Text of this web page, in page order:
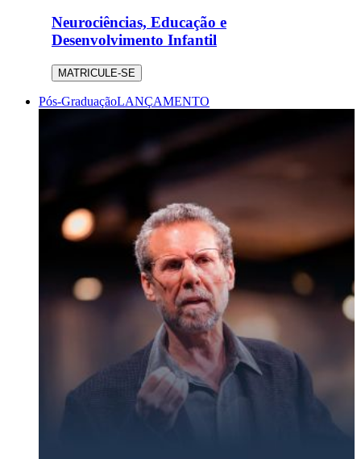
Neurociências, Educação e
Desenvolvimento Infantil
MATRICULE-SE
Pós-GraduaçãoLANÇAMENTO